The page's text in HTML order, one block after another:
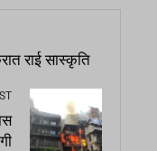
राई सास्कृति